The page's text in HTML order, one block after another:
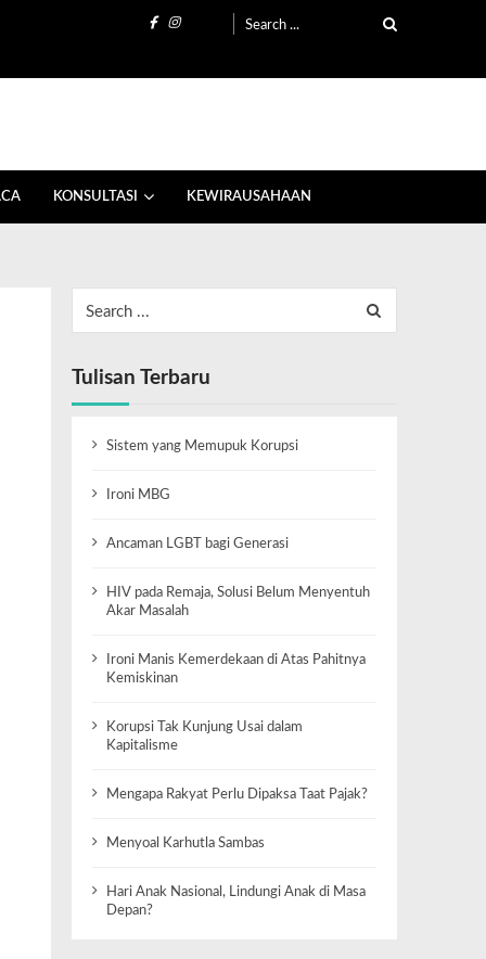
KONSULTASI KEWIRAUSAHAAN
Tulisan Terbaru
Sistem yang Memupuk Korupsi
Ironi MBG
Ancaman LGBT bagi Generasi
HIV pada Remaja, Solusi Belum Menyentuh
Akar Masalah
Ironi Manis Kemerdekaan di Atas Pahitnya
Kemiskinan
Korupsi Tak Kunjung Usai dalam
Kapitalisme
Mengapa Rakyat Perlu Dipaksa Taat Pajak?
Menyoal Karhutla Sambas
Hari Anak Nasional, Lindungi Anak di Masa
Depan?